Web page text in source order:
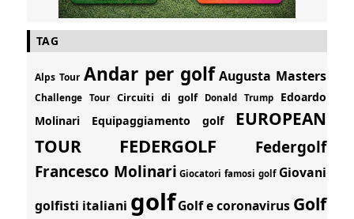
TAG
Alps Tour Andar per golf Augusta Masters
Challenge Tour Circuiti di golf Donald Trump
Edoardo
Molinari
Equipaggiamento golf
EUROPEAN
TOUR
FEDERGOLF Federgolf
Francesco Molinari Giocatori famosi golf Giovani
golfisti italiani golf Golf e coronavirus Golf